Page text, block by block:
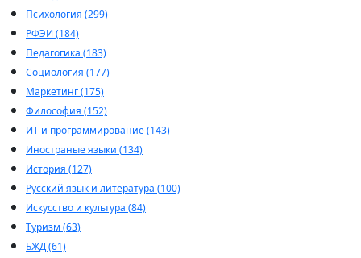
Психология (299)
РФЭИ (184)
Педагогика (183)
Социология (177)
Маркетинг (175)
Философия (152)
ИТ и программирование (143)
Иностраные языки (134)
История (127)
Русский язык и литература (100)
Искусство и культура (84)
Туризм (63)
БЖД (61)